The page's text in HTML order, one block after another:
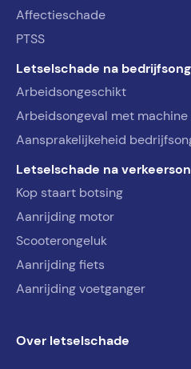
Affectieschade
PTSS
Letselschade na
Arbeidsongeschikt
Arbeidsongeval met machine
Aansprakelijkeheid
Letselschade na
Kop staart botsing
Aanrijding motor
Scooterongeluk
Aanrijding fiets
Aanrijding voetganger
Over letselschade